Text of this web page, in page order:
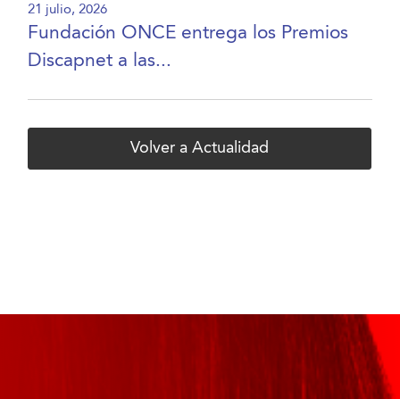
21 julio, 2026
Fundación ONCE entrega los Premios
Discapnet a las...
Volver a Actualidad